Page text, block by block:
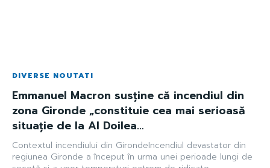
DIVERSE NOUTATI
Emmanuel Macron susține că incendiul din
zona Gironde „constituie cea mai serioasă
situație de la Al Doilea…
Contextul incendiului din GirondeIncendiul devastator din
regiunea Gironde a început în urma unei perioade lungi de